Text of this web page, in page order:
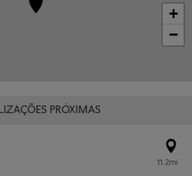
+
−
PRÓXIMAS
11.2mi